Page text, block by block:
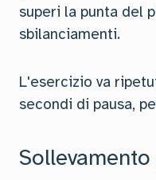
superi la punta del
sbilanciamenti.
L'esercizio va
secondi di pausa,